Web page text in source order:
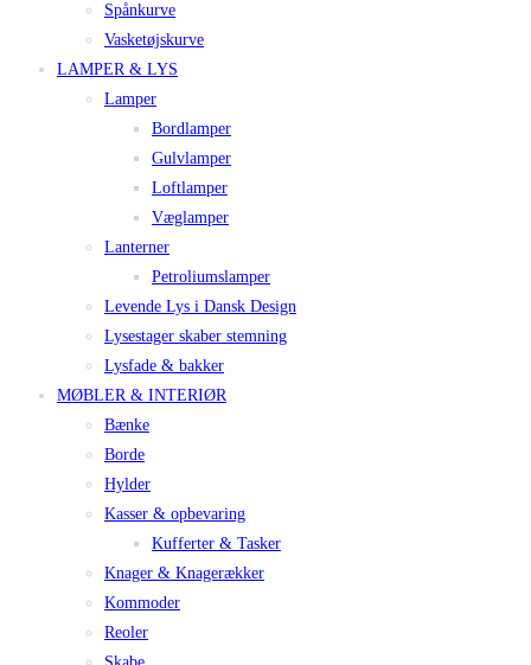
Spånkurve
Vasketøjskurve
LAMPER & LYS
Lamper
Bordlamper
Gulvlamper
Loftlamper
Væglamper
Lanterner
Petroliumslamper
Levende Lys i Dansk Design
Lysestager skaber stemning
Lysfade & bakker
MØBLER & INTERIØR
Bænke
Borde
Hylder
Kasser & opbevaring
Kufferter & Tasker
Knager & Knagerækker
Kommoder
Reoler